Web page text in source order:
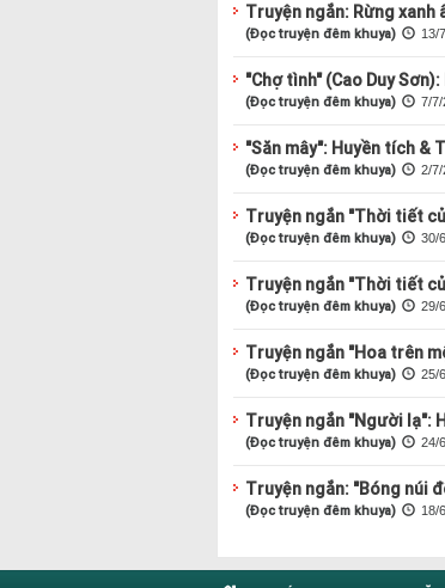
Truyện ngắn: Rừng xanh
(Đọc truyện đêm khuya) 13/
"Chợ tình" (Cao Duy
(Đọc truyện đêm khuya) 7/7/
"Săn mây": Huyền tích &
(Đọc truyện đêm khuya) 2/7/
Truyện ngắn "Thời tiết
(Đọc truyện đêm khuya) 30/
Truyện ngắn "Thời tiết
(Đọc truyện đêm khuya) 29/
Truyện ngắn "Hoa trên
(Đọc truyện đêm khuya) 25/
Truyện ngắn "Người lạ":
(Đọc truyện đêm khuya) 24/
Truyện ngắn: "Bóng núi
(Đọc truyện đêm khuya) 18/